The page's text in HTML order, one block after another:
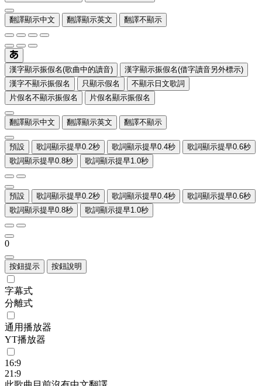
翻譯顯示中文 翻譯顯示英文 翻譯不顯示
漢字顯示振假名(歌曲中的讀音)
漢字顯示振假名(借字讀音另外標示)
漢字不顯示振假名
只顯示假名
不顯示日文歌詞
片假名不顯示振假名
片假名顯示振假名
翻譯顯示中文 翻譯顯示英文 翻譯不顯示
預設 歌詞顯示提早0.2秒 歌詞顯示提早0.4秒
歌詞顯示提早0.6秒
歌詞顯示提早0.8秒
歌詞顯示提早1.0秒
預設 歌詞顯示提早0.2秒 歌詞顯示提早0.4秒
歌詞顯示提早0.6秒
歌詞顯示提早0.8秒
歌詞顯示提早1.0秒
0
按鈕提示 按鈕說明
字幕式
分離式
通用播放器
YT播放器
16:9
21:9